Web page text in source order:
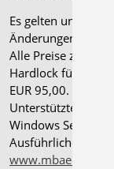
Es gelten unsere
Änderungen und
Alle Preise zzgl.
Hardlock für
EUR 95,00.
Unterstützte
Windows Server
Ausführliche
www.mbaec.de/